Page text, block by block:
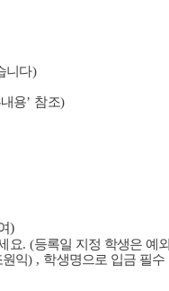
니다)
용’ 참조)
)
요. (등록일 지정 학생은 예외
원익) , 학생명으로 입금 필수